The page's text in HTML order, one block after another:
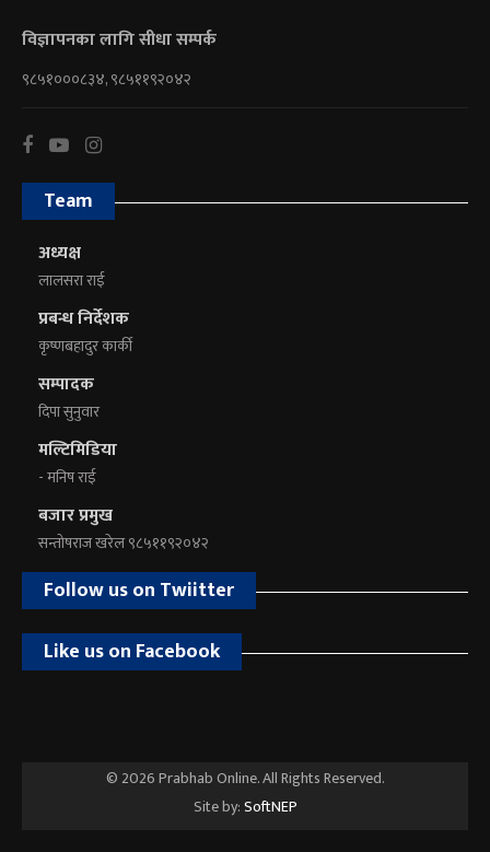
विज्ञापनका लागि सीधा सम्पर्क
९८५१०००८३४, ९८५११९२०४२
Team
अध्यक्ष
लालसरा राई
प्रबन्ध निर्देशक
कृष्णबहादुर कार्की
सम्पादक
दिपा सुनुवार
मल्टिमिडिया
- मनिष राई
बजार प्रमुख
सन्तोषराज खरेल ९८५११९२०४२
Follow us on Twiitter
Like us on Facebook
© 2026 Prabhab Online. All Rights Reserved.
Site by:SoftNEP